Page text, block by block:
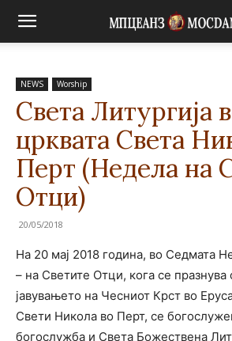
NEWS Worship
Света Литургија
црквата Света
Перт (Недела на
Отци)
20/05/2018
На 20 мај 2018 година, во Седмата
– на Светите Отци, кога се
јавувањето на Чесниот Крст во
Свети Никола во Перт, се
богослужба и Света Божествена